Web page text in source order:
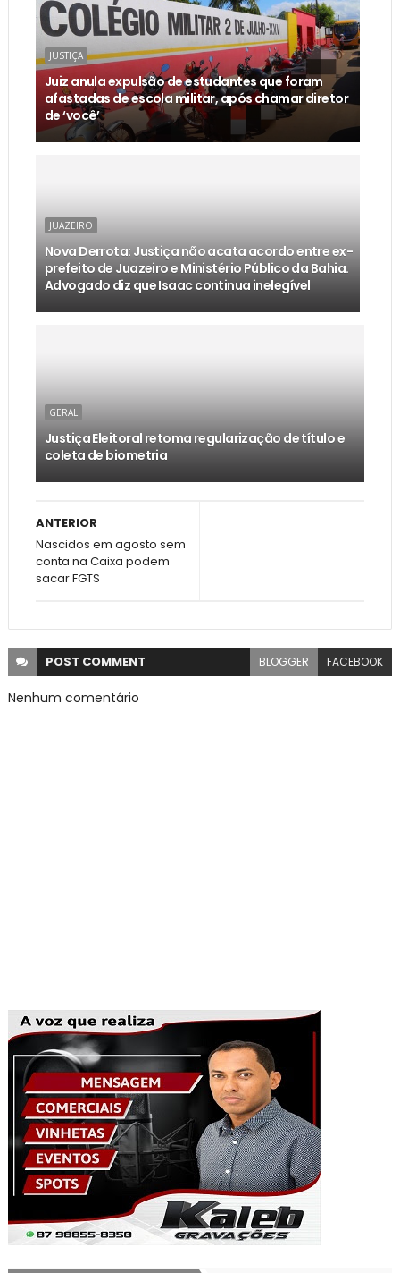
JUSTIÇA
Juiz anula expulsão de estudantes que foram
afastadas de escola militar, após chamar diretor
de ‘você’
JUAZEIRO
Nova Derrota: Justiça não acata acordo entre ex-
prefeito de Juazeiro e Ministério Público da Bahia.
Advogado diz que Isaac continua inelegível
GERAL
Justiça Eleitoral retoma regularização de título e
coleta de biometria
ANTERIOR
Nascidos em agosto sem
conta na Caixa podem
sacar FGTS
POST COMMENT BLOGGER FACEBOOK
Nenhum comentário